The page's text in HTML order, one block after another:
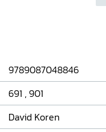
van een oude kaart
Bonaire.
9789087048846
691 ,901
David Koren